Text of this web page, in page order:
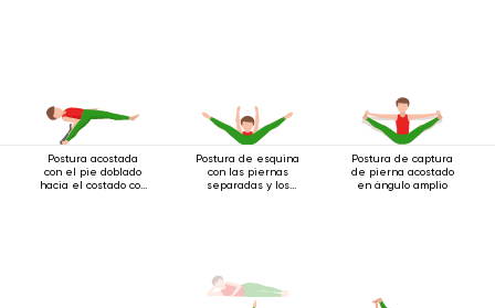
Postura acostada
con el pie doblado
hacia el costado con
Postura de esquina
con las piernas
separadas y los
Postura de captura
de pierna acostado
en ángulo amplio